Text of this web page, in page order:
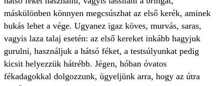
máskülönben könnyen megcsúszhat az első kerék, aminek
bukás lehet a vége. Ugyanez igaz köves, murvás, saras,
vagyis laza talaj esetén: az első kereket inkább hagyjuk
gurulni, használjuk a hátsó féket, a testsúlyunkat pedig
kicsit helyezzük hátrébb. Jégen, hóban óvatos
fékadagokkal dolgozzunk, ügyeljünk arra, hogy az útra